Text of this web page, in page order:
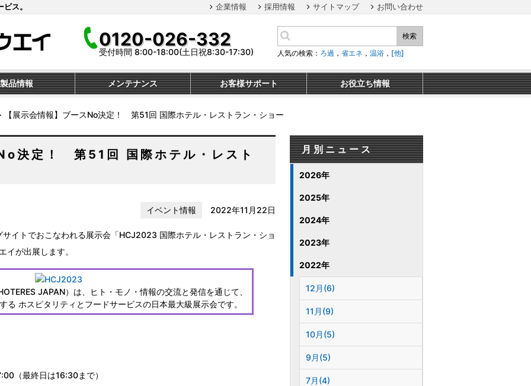
ス。 企業情報 採用情報 サイトマップ お問い合わせ
0120-026-332
受付時間 8:00-18:00(土日祝8:30-17:30)
検索
人気の検索： ろ過 ， 省エネ ， 温浴 ， [他]
製品情報 メンテナンス お客様サポート お役立ち情報
【展示会情報】ブースNo決定！ 第51回 国際ホテル・レストラン・ショー
決定！ 第51回 国際ホテル・レスト
イベント情報 2022年11月22日
イトでおこなわれる展示会「HCJ2023 国際ホテル・レストラン・ショ
イが出展します。
JAPAN）は、ヒト・モノ・情報の交流と発信を通じて、
る ホスピタリティとフードサービスの日本最大級展示会です。
（最終日は16:30まで）
月別ニュース
2026年
2025年
2024年
2023年
2022年
12月(6)
11月(9)
10月(5)
9月(5)
7月(4)